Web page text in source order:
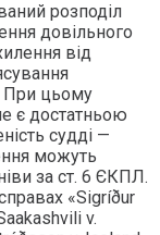
розподіл
довільного
від
При цьому
є достатньою
судді —
можуть
за ст. 6 ЄКПЛ.
«Sigríður
v.